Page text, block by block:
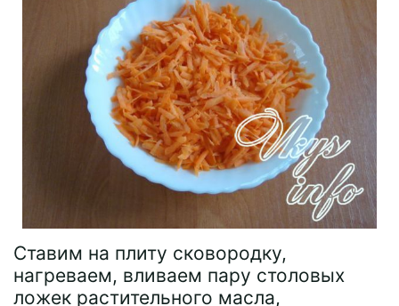
Ставим на плиту сковородку,
нагреваем, вливаем пару столовых
ложек растительного масла,